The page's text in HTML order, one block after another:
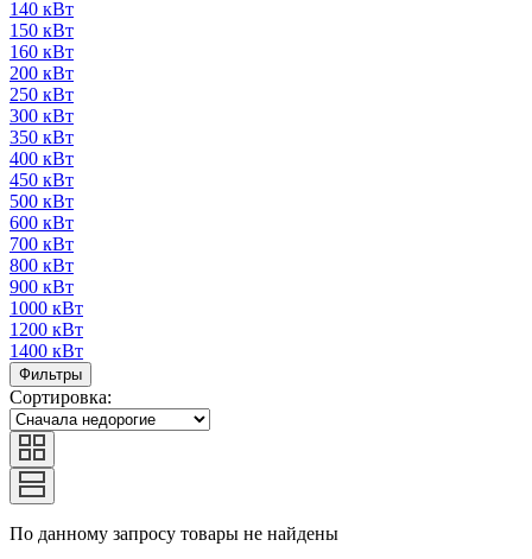
140 кВт
150 кВт
160 кВт
200 кВт
250 кВт
300 кВт
350 кВт
400 кВт
450 кВт
500 кВт
600 кВт
700 кВт
800 кВт
900 кВт
1000 кВт
1200 кВт
1400 кВт
Фильтры
Сортировка:
По данному запросу товары не найдены